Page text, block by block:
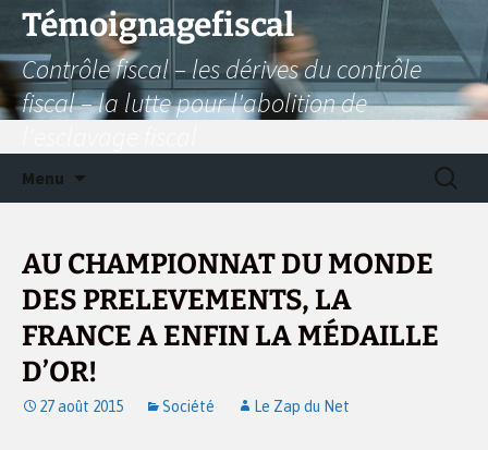
Aller
contenu
Témoignagefiscal
Contrôle fiscal – les dérives du contrôle
fiscal – la lutte pour l'abolition de
Menu
AU CHAMPIONNAT DU MONDE
DES PRELEVEMENTS, LA
FRANCE A ENFIN LA MÉDAILLE
D’OR!
27 août 2015 Société Le Zap du Net